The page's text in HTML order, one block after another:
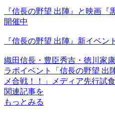
『信長の野望 出陣』と映画
開催中
『信長の野望 出陣』新イベン
織田信長・豊臣秀吉・徳川家
ラボイベント「信長の野望 出
メ合戦！！」メディア先行試
関連記事を
もっとみる